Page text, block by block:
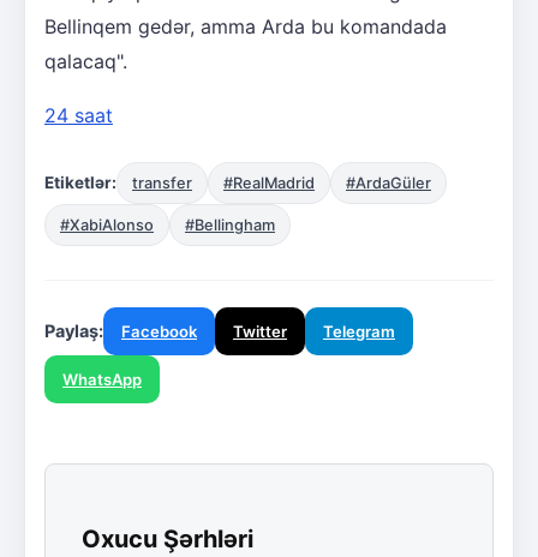
Bellinqem gedər, amma Arda bu komandada
qalacaq".
24 saat
Etiketlər: transfer #RealMadrid #ArdaGüler
#XabiAlonso #Bellingham
Paylaş: Facebook Twitter Telegram
WhatsApp
Oxucu Şərhləri